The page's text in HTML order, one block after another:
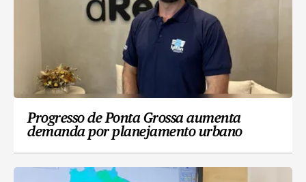
Progresso de Ponta Grossa aumenta
demanda por planejamento urbano